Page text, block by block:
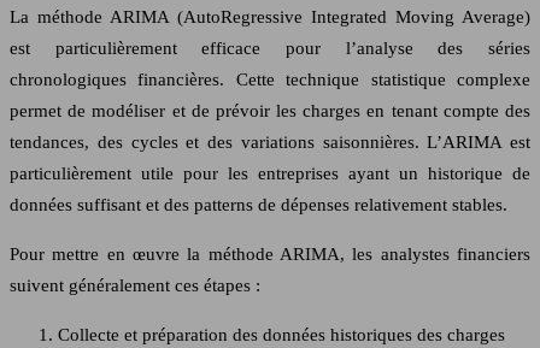
La méthode ARIMA (AutoRegressive Integrated Moving Average)
est particulièrement efficace pour l’analyse des séries
chronologiques financières. Cette technique statistique complexe
permet de modéliser et de prévoir les charges en tenant compte des
tendances, des cycles et des variations saisonnières. L’ARIMA est
particulièrement utile pour les entreprises ayant un historique de
données suffisant et des patterns de dépenses relativement stables.
Pour mettre en œuvre la méthode ARIMA, les analystes financiers
suivent généralement ces étapes :
Collecte et préparation des données historiques des charges